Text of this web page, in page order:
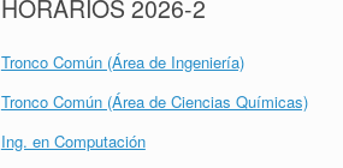
HORARIOS 2026-2
Tronco Común (Área de Ingeniería)
Tronco Común (Área de Ciencias Químicas)
Ing. en Computación